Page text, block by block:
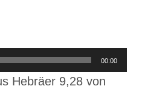
00:00
Hebräer 9,28 von